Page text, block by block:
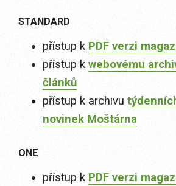
STANDARD
přístup k PDF verzi
přístup k webovému
článků
přístup k archivu
novinek Moštárna
ONE
přístup k PDF verzi